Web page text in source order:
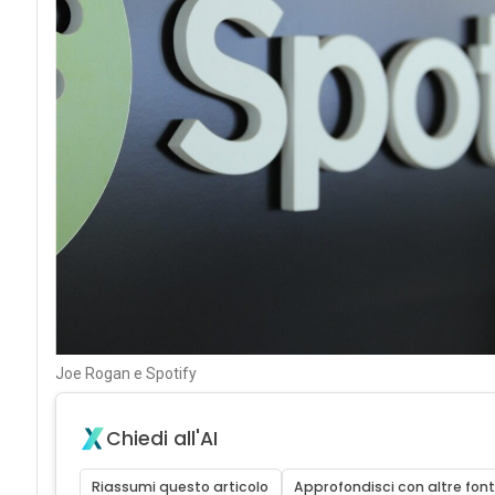
Joe Rogan e Spotify
Chiedi all'AI
Riassumi questo articolo Approfondisci con altre